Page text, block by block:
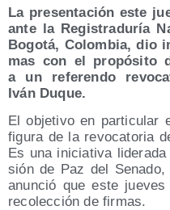
La pre­sen­ta­ción este
ante la Regis­tra­du­ría
Bogo­tá, Colom­bia, dio
mas con el pro­pó­si­to
a un refe­ren­do
Iván Duque.
El obje­ti­vo en par­ti­cu­lar
figu­ra de la revo­ca­to­ria
Es una ini­cia­ti­va
sión de Paz del
anun­ció que este
reco­lec­ción de firmas.